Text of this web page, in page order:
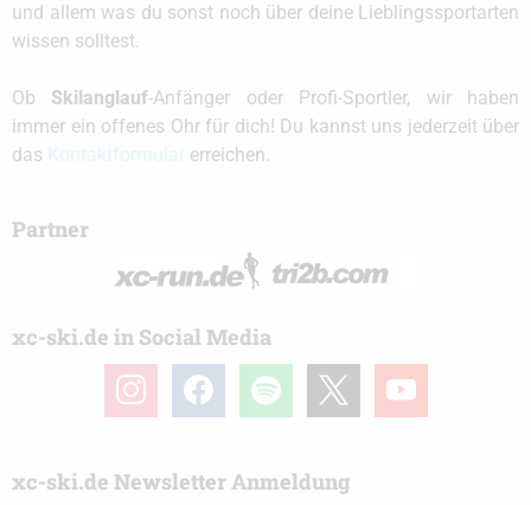
und allem was du sonst noch über deine Lieblingssportarten
wissen solltest.
Ob Skilanglauf-Anfänger oder Profi-Sportler, wir haben
immer ein offenes Ohr für dich! Du kannst uns jederzeit über
das
erreichen.
Partner
xc-ski.de in Social Media
instagramfacebook spotify youtube
xc-ski.de Newsletter Anmeldung